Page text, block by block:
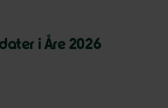
i Åre 2026